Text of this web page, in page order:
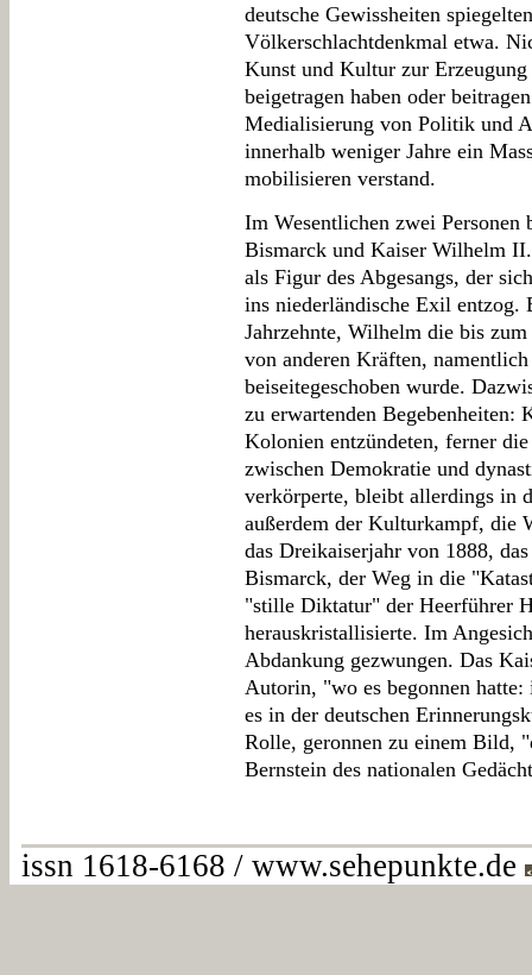
deutsche Gewissheiten
Völkerschlachtdenkmal etwa.
Kunst und Kultur zur
beigetragen haben oder
Medialisierung von Politik und
innerhalb weniger Jahre ein
mobilisieren verstand.
Im Wesentlichen zwei
Bismarck und Kaiser Wilhelm
als Figur des Abgesangs, der
ins niederländische Exil entzog.
Jahrzehnte, Wilhelm die bis
von anderen Kräften,
beiseitegeschoben wurde.
zu erwartenden
Kolonien entzündeten, ferner
zwischen Demokratie und
verkörperte, bleibt allerdings in
außerdem der Kulturkampf, die
das Dreikaiserjahr von 1888,
Bismarck, der Weg in die
"stille Diktatur" der Heerführer
herauskristallisierte. Im
Abdankung gezwungen. Das
Autorin, "wo es begonnen
es in der deutschen
Rolle, geronnen zu einem Bild,
Bernstein des nationalen
issn 1618-6168 / www.sehepunkte.de